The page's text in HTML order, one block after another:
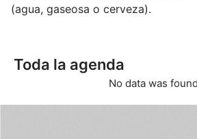
(agua, gaseosa o cerveza).
Toda la agenda
No data was found